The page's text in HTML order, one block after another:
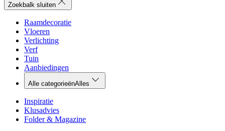
Zoekbalk sluiten
Raamdecoratie
Vloeren
Verlichting
Verf
Tuin
Aanbiedingen
Alle categorieënAlles
Inspiratie
Klusadvies
Folder & Magazine